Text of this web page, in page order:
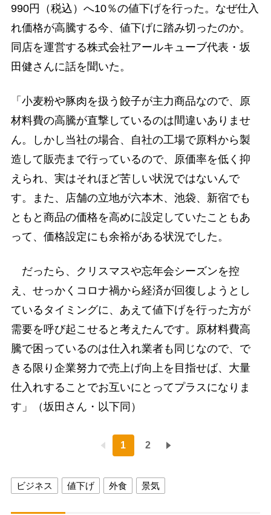
990円（税込）へ10％の値下げを行った。なぜ仕入
れ価格が高騰する今、値下げに踏み切ったのか。
同店を運営する株式会社アールキューブ代表・坂
田健さんに話を聞いた。
「小麦粉や豚肉を扱う餃子が主力商品なので、原
材料費の高騰が直撃しているのは間違いありませ
ん。しかし当社の場合、自社の工場で原料から製
造して販売まで行っているので、原価率を低く抑
えられ、実はそれほど苦しい状況ではないんで
す。また、店舗の立地が六本木、池袋、新宿でも
ともと商品の価格を高めに設定していたこともあ
って、価格設定にも余裕がある状況でした。
だったら、クリスマスや忘年会シーズンを控
え、せっかくコロナ禍から経済が回復しようとし
ているタイミングに、あえて値下げを行った方が
需要を呼び起こせると考えたんです。原材料費高
騰で困っているのは仕入れ業者も同じなので、で
きる限り企業努力で売上げ向上を目指せば、大量
仕入れすることでお互いにとってプラスになりま
す」（坂田さん・以下同）
1 2
ビジネス 値下げ 外食 景気